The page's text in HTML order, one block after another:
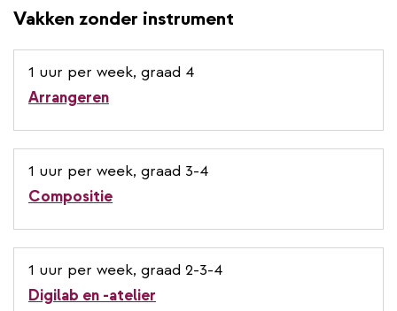
Vakken zonder instrument
1 uur per week, graad 4
Arrangeren
1 uur per week, graad 3-4
Compositie
1 uur per week, graad 2-3-4
Digilab en -atelier